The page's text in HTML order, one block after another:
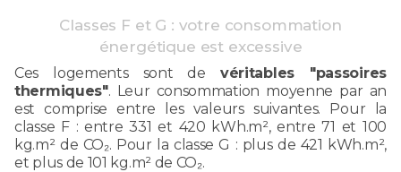
Classes F et G : votre consommation
énergétique est excessive
Ces logements sont de véritables "passoires
thermiques". Leur consommation moyenne par an
est comprise entre les valeurs suivantes. Pour la
classe F : entre 331 et 420 kWh.m², entre 71 et 100
kg.m² de CO₂. Pour la classe G : plus de 421 kWh.m²,
et plus de 101 kg.m² de CO₂.